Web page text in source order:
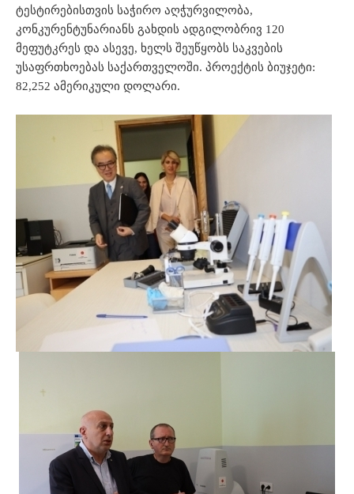
ტესტირებისთვის საჭირო აღჭურვილობა,
კონკურენტუნარიანს გახდის ადგილობრივ 120
მეფუტკრეს და ასევე, ხელს შეუწყობს საკვების
უსაფრთხოებას საქართველოში. პროექტის ბიუჯეტი:
82,252 ამერიკული დოლარი.